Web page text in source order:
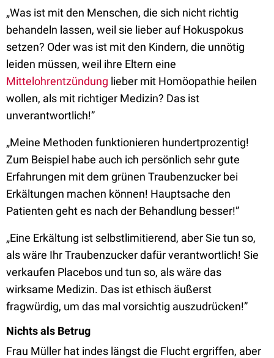
„Was ist mit den Menschen, die sich nicht richtig
behandeln lassen, weil sie lieber auf Hokuspokus
setzen? Oder was ist mit den Kindern, die unnötig
leiden müssen, weil ihre Eltern eine
Mittelohrentzündung lieber mit Homöopathie heilen
wollen, als mit richtiger Medizin? Das ist
unverantwortlich!”
„Meine Methoden funktionieren hundertprozentig!
Zum Beispiel habe auch ich persönlich sehr gute
Erfahrungen mit dem grünen Traubenzucker bei
Erkältungen machen können! Hauptsache den
Patienten geht es nach der Behandlung besser!”
„Eine Erkältung ist selbstlimitierend, aber Sie tun so,
als wäre Ihr Traubenzucker dafür verantwortlich! Sie
verkaufen Placebos und tun so, als wäre das
wirksame Medizin. Das ist ethisch äußerst
fragwürdig, um das mal vorsichtig auszudrücken!”
Nichts als Betrug
Frau Müller hat indes längst die Flucht ergriffen, aber